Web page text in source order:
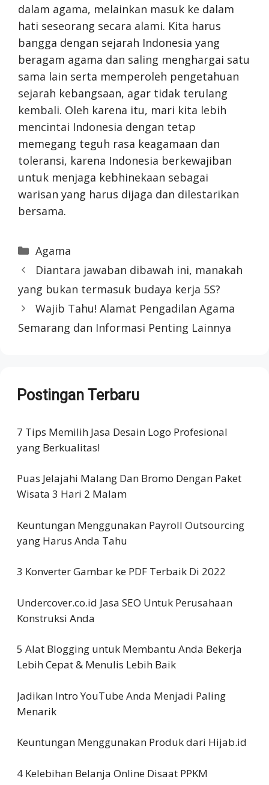
dalam agama, melainkan masuk ke dalam
hati seseorang secara alami. Kita harus
bangga dengan sejarah Indonesia yang
beragam agama dan saling menghargai satu
sama lain serta memperoleh pengetahuan
sejarah kebangsaan, agar tidak terulang
kembali. Oleh karena itu, mari kita lebih
mencintai Indonesia dengan tetap
memegang teguh rasa keagamaan dan
toleransi, karena Indonesia berkewajiban
untuk menjaga kebhinekaan sebagai
warisan yang harus dijaga dan dilestarikan
bersama.
Categories
Agama
Diantara jawaban dibawah ini, manakah
yang bukan termasuk budaya kerja 5S?
Wajib Tahu! Alamat Pengadilan Agama
Semarang dan Informasi Penting Lainnya
Postingan Terbaru
7 Tips Memilih Jasa Desain Logo Profesional
yang Berkualitas!
Puas Jelajahi Malang Dan Bromo Dengan Paket
Wisata 3 Hari 2 Malam
Keuntungan Menggunakan Payroll Outsourcing
yang Harus Anda Tahu
3 Konverter Gambar ke PDF Terbaik Di 2022
Undercover.co.id Jasa SEO Untuk Perusahaan
Konstruksi Anda
5 Alat Blogging untuk Membantu Anda Bekerja
Lebih Cepat & Menulis Lebih Baik
Jadikan Intro YouTube Anda Menjadi Paling
Menarik
Keuntungan Menggunakan Produk dari Hijab.id
4 Kelebihan Belanja Online Disaat PPKM